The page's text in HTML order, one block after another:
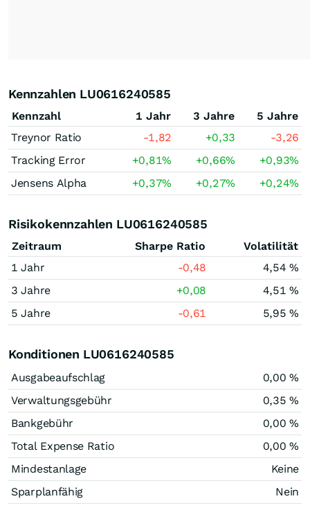
Kennzahlen LU0616240585
Kennzahl 1 Jahr 3 Jahre
5 Jahre
Treynor Ratio
-1,82 +0,33
-3,26
Tracking Error
+0,81% +0,66% +0,93%
Jensens Alpha
+0,37% +0,27% +0,24%
Risikokennzahlen LU0616240585
Zeitraum Sharpe Ratio
Volatilität
1 Jahr
-0,48
4,54 %
3 Jahre
+0,08
4,51 %
5 Jahre
-0,61 5,95 %
Konditionen LU0616240585
Ausgabeaufschlag
0,00 %
Verwaltungsgebühr
0,35 %
Bankgebühr
0,00 %
Total Expense Ratio
0,00 %
Mindestanlage
Keine
Sparplanfähig
Nein